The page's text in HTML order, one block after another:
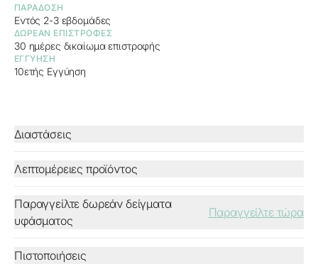
ΠΑΡΆΔΟΣΗ
Eντός 2-3 εβδομάδες
ΔΩΡΕΆΝ ΕΠΙΣΤΡΟΦΈΣ
30 ημέρες δικαίωμα επιστροφής
ΕΓΓΎΗΣΗ
10ετής Εγγύηση
Διαστάσεις
Λεπτομέρειες προϊόντος
Παραγγείλτε δωρεάν δείγματα
υφάσματος
Παραγγείλτε τώρα
Πιστοποιήσεις